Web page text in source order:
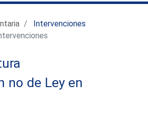
Intervenciones
no de Ley en